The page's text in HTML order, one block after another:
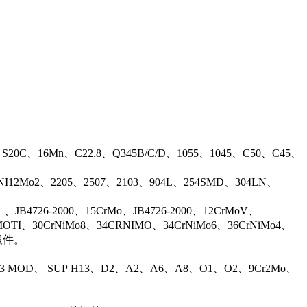
、16Mn、C22.8、Q345B/C/D、1055、1045、C50、C45、
、2205、2507、2103、904L、254SMD、304LN、
2000、15CrMo、JB4726-2000、12CrMoV、
、30CrNiMo8、34CRNIMO、34CrNiMo6、36CrNiMo4、
。
、 SUP H13、D2、A2、A6、A8、O1、O2、9Cr2Mo、